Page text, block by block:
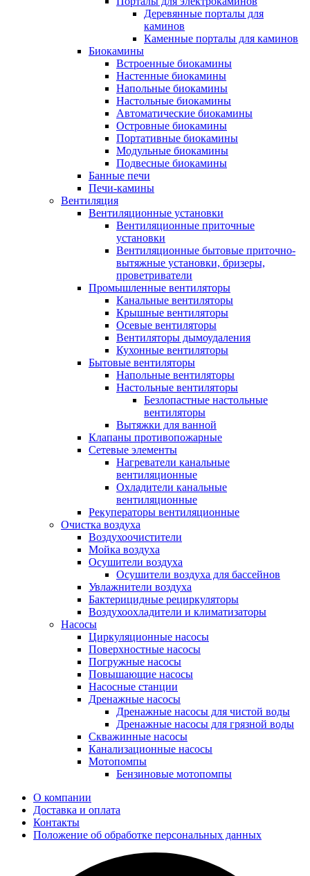
Деревянные порталы для
каминов
Каменные порталы для каминов
Биокамины
Встроенные биокамины
Настенные биокамины
Напольные биокамины
Настольные биокамины
Автоматические биокамины
Островные биокамины
Портативные биокамины
Модульные биокамины
Подвесные биокамины
Банные печи
Печи-камины
Вентиляция
Вентиляционные установки
Вентиляционные приточные
установки
Вентиляционные бытовые приточно-
вытяжные установки, бризеры,
проветриватели
Промышленные вентиляторы
Канальные вентиляторы
Крышные вентиляторы
Осевые вентиляторы
Вентиляторы дымоудаления
Кухонные вентиляторы
Бытовые вентиляторы
Напольные вентиляторы
Настольные вентиляторы
Безлопастные настольные
вентиляторы
Вытяжки для ванной
Клапаны противопожарные
Сетевые элементы
Нагреватели канальные
вентиляционные
Охладители канальные
вентиляционные
Рекуператоры вентиляционные
Очистка воздуха
Воздухоочистители
Мойка воздуха
Осушители воздуха
Осушители воздуха для бассейнов
Увлажнители воздуха
Бактерицидные рециркуляторы
Воздухоохладители и климатизаторы
Насосы
Циркуляционные насосы
Поверхностные насосы
Погружные насосы
Повышающие насосы
Насосные станции
Дренажные насосы
Дренажные насосы для чистой воды
Дренажные насосы для грязной воды
Скважинные насосы
Канализационные насосы
Мотопомпы
Бензиновые мотопомпы
О компании
Доставка и оплата
Контакты
Положение об обработке персональных данных